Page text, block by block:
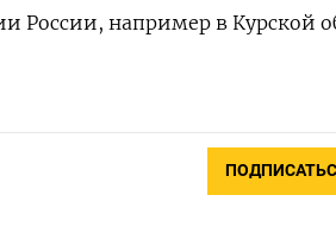
России, например в Курской